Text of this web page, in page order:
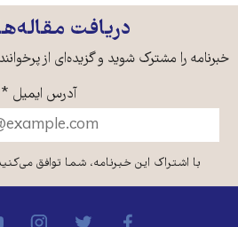
دریافت
خبرنامه را مشترک شوید و گزیده‌ای از
آدرس ایمیل *
با اشتراک این خبرنامه، شما توافق